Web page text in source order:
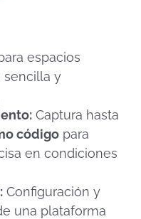
espacios
sencilla y
Captura hasta
código para
en condiciones
Configuración y
una plataforma